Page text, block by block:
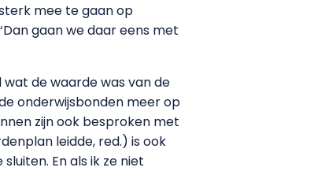
mee te gaan op
gaan we daar eens met
de waarde was van de
onderwijsbonden meer op
zijn ook besproken met
leidde, red.) is ook
En als ik ze niet